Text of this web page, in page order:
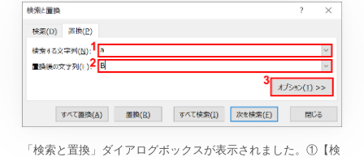
「検索と置換」ダイアログボックスが表示されました。①【検